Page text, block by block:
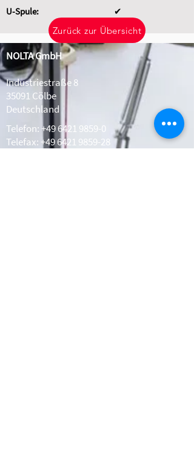
U-Spule:
✔
Zurück zur Übersicht
NOLTA GmbH
Industriestraße 8
35091 Cölbe
Deutschland
Telefon: +49 6421 9859-0
Telefax: +49 6421 9859-28